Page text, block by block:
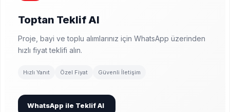
Toptan Teklif Al
Proje, bayi ve toplu alımlarınız için WhatsApp üzerinden
hızlı fiyat teklifi alın.
Hızlı Yanıt Özel Fiyat Güvenli İletişim
WhatsApp ile Teklif Al